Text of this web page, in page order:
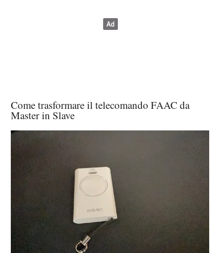
Come trasformare il telecomando FAAC da
Master in Slave